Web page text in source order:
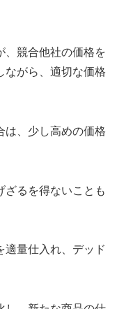
、競合他社の価格を
ながら、適切な価格
は、少し高めの価格
ざるを得ないことも
適量仕入れ、デッド